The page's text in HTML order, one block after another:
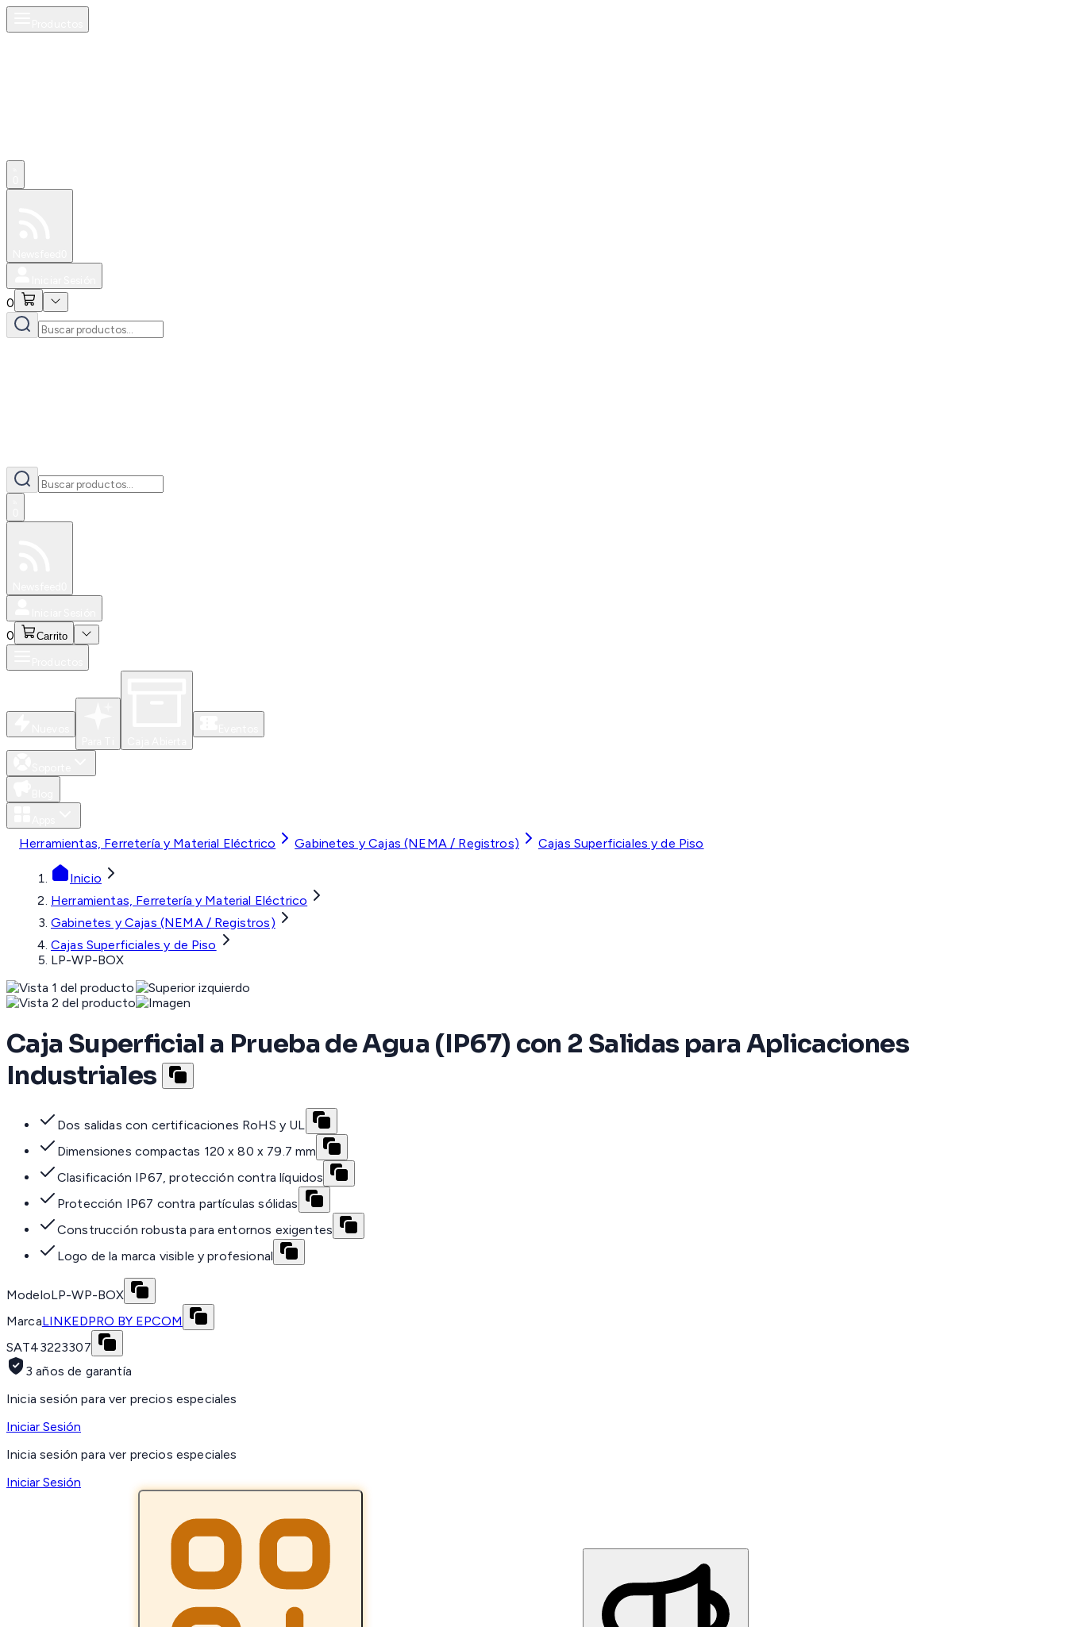
0
0 Carrito
Herramientas, Ferretería y Material Eléctrico Gabinetes y Cajas (NEMA / Registros) Cajas Superficiales y de Piso
Inicio
Herramientas, Ferretería y Material Eléctrico
Gabinetes y Cajas (NEMA / Registros)
Cajas Superficiales y de Piso
LP-WP-BOX
Caja Superficial a Prueba de Agua (IP67) con 2 Salidas para Aplicaciones
Industriales
Dos salidas con certificaciones RoHS y UL
Dimensiones compactas 120 x 80 x 79.7 mm
Clasificación IP67, protección contra líquidos
Protección IP67 contra partículas sólidas
Construcción robusta para entornos exigentes
Logo de la marca visible y profesional
ModeloLP-WP-BOX
MarcaLINKEDPRO BY EPCOM
SAT43223307
3 años de garantía
Inicia sesión para ver precios especiales
Iniciar Sesión
Inicia sesión para ver precios especiales
Iniciar Sesión